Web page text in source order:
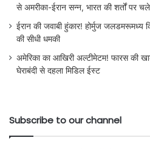
से अमरीका-ईरान सन्न, भारत की शर्तों पर
ईरान की जवाबी हुंकार! होर्मुज जलडमरूमध्य
की सीधी धमकी
अमेरिका का आखिरी अल्टीमेटम! फारस की
घेराबंदी से दहला मिडिल ईस्ट
Subscribe to our channel